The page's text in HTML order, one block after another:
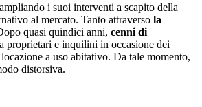
i suoi interventi a scapito della
al mercato. Tanto attraverso la
quasi quindici anni, cenni di
proprietari e inquilini in occasione dei
a uso abitativo. Da tale momento,
distorsiva.